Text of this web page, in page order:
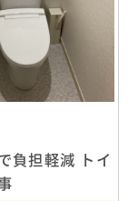
負担軽減 トイ